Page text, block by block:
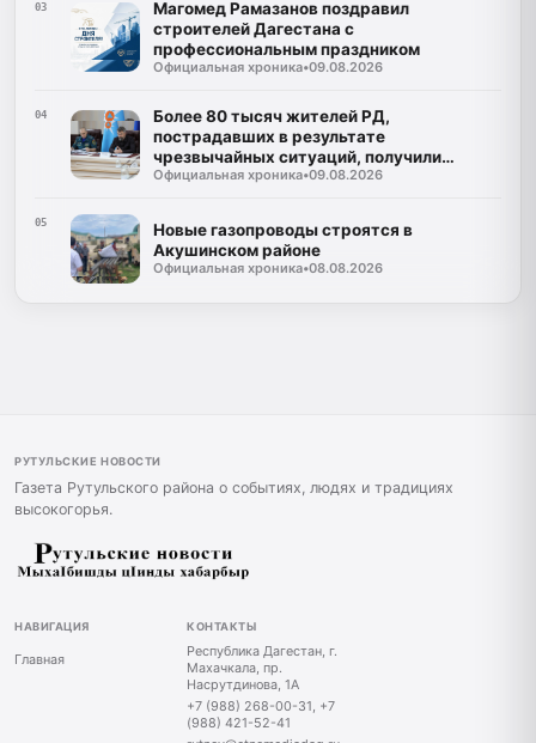
03
Магомед Рамазанов поздравил
строителей Дагестана с
профессиональным праздником
Официальная хроника•09.08.2026
04
Более 80 тысяч жителей РД,
пострадавших в результате
чрезвычайных ситуаций, получили
финансовую поддержку
Официальная хроника•09.08.2026
05
Новые газопроводы строятся в
Акушинском районе
Официальная хроника•08.08.2026
РУТУЛЬСКИЕ НОВОСТИ
Газета Рутульского района о событиях, людях и традициях
высокогорья.
НАВИГАЦИЯ
Главная
КОНТАКТЫ
Республика Дагестан, г.
Махачкала, пр.
Насрутдинова, 1А
+7 (988) 268-00-31, +7
(988) 421-52-41